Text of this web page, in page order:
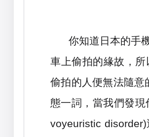
你知道日本的手
車上偷拍的緣故，
偷拍的人便無法隨意
態一詞，當我們發
voyeuristic disorder)